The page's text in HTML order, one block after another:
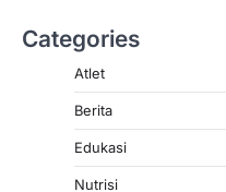
Categories
Atlet
Berita
Edukasi
Nutrisi